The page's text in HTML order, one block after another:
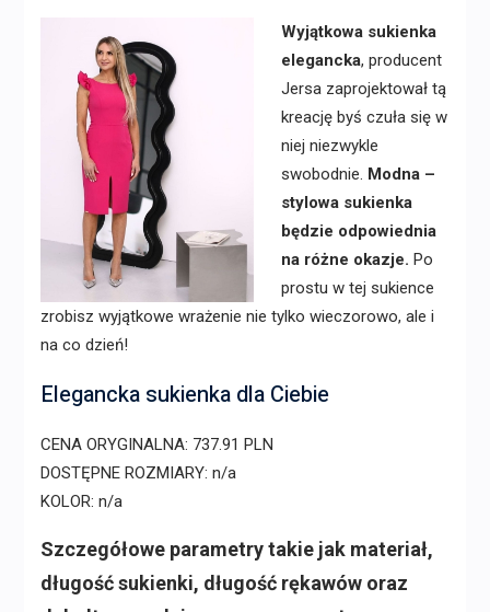
Wyjątkowa sukienka
elegancka, producent
Jersa zaprojektował tą
kreację byś czuła się w
niej niezwykle
swobodnie. Modna –
stylowa sukienka
będzie odpowiednia
na różne okazje. Po
prostu w tej sukience
zrobisz wyjątkowe wrażenie nie tylko wieczorowo, ale i
na co dzień!
Elegancka sukienka dla Ciebie
CENA ORYGINALNA: 737.91 PLN
DOSTĘPNE ROZMIARY: n/a
KOLOR: n/a
Szczegółowe parametry takie jak materiał,
długość sukienki, długość rękawów oraz